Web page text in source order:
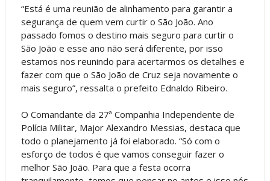
“Está é uma reunião de alinhamento para garantir a
segurança de quem vem curtir o São João. Ano
passado fomos o destino mais seguro para curtir o
São João e esse ano não será diferente, por isso
estamos nos reunindo para acertarmos os detalhes e
fazer com que o São João de Cruz seja novamente o
mais seguro”, ressalta o prefeito Ednaldo Ribeiro.
O Comandante da 27ª Companhia Independente de
Polícia Militar, Major Alexandro Messias, destaca que
todo o planejamento já foi elaborado. “Só com o
esforço de todos é que vamos conseguir fazer o
melhor São João. Para que a festa ocorra